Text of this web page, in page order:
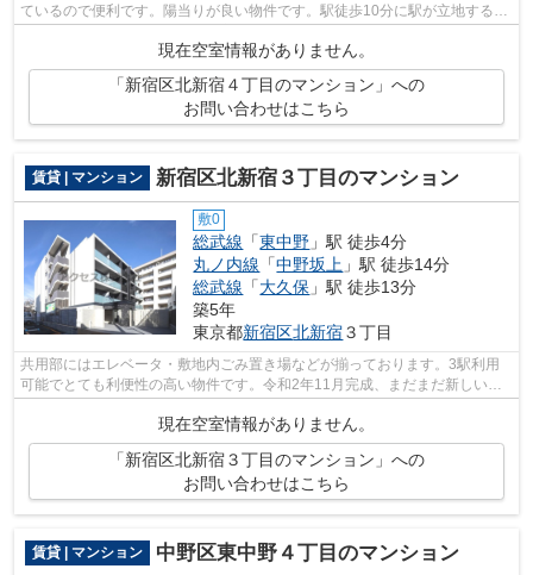
ているので便利です。陽当りが良い物件です。駅徒歩10分に駅が立地する物
件なので、電車を多く利用する方にと...
現在空室情報がありません。
「新宿区北新宿４丁目のマンション」への
お問い合わせはこちら
賃貸 | マンション 新宿区北新宿３丁目のマンション
敷0
総武線 「東中野 」駅 徒歩4分
丸ノ内線 「中野坂上 」駅 徒歩14分
総武線 「大久保 」駅 徒歩13分
築5年
東京都新宿区北新宿３丁目
共用部にはエレベータ・敷地内ごみ置き場などが揃っております。3駅利用
可能でとても利便性の高い物件です。令和2年11月完成、まだまだ新しい築
現在空室情報がありません。
「新宿区北新宿３丁目のマンション」への
お問い合わせはこちら
賃貸 | マンション 中野区東中野４丁目のマンション